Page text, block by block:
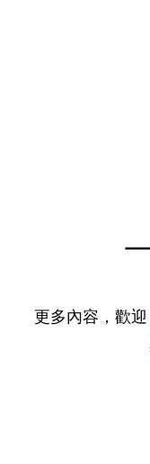
更多內容，歡迎